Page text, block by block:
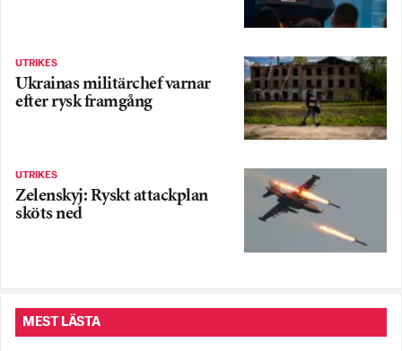
UTRIKES
Ukrainas militärchef varnar
efter rysk framgång
UTRIKES
Zelenskyj: Ryskt attackplan
sköts ned
MEST LÄSTA